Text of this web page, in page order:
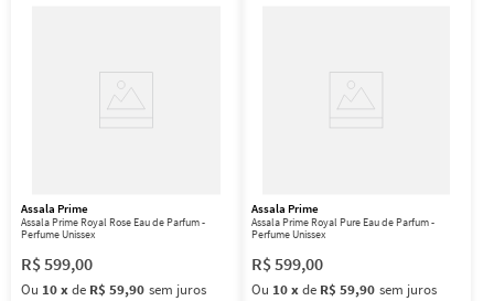
Assala Prime
Assala Prime Royal Rose Eau de Parfum -
Perfume Unissex
R$599,00
Ou 10xde R$ 59,90 sem juros
Assala Prime
Assala Prime Royal Pure Eau de Parfum -
Perfume Unissex
R$599,00
Ou 10 xde R$ 59,90 sem juros